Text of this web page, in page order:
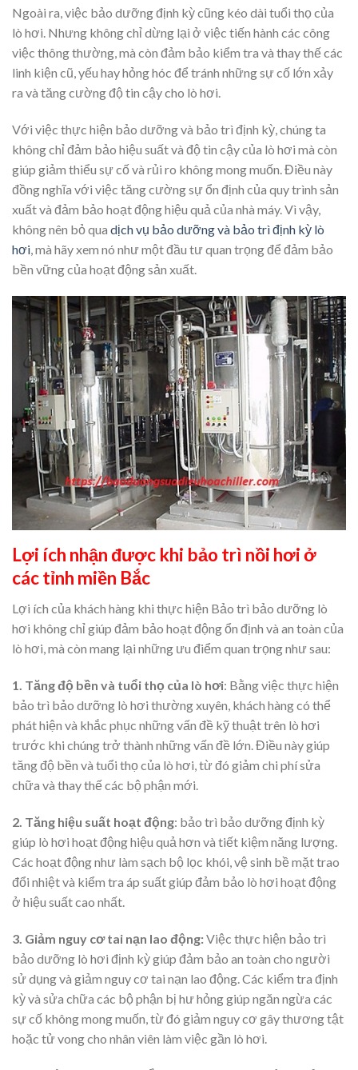
Ngoài ra, việc bảo dưỡng định kỳ cũng kéo dài tuổi thọ của
lò hơi. Nhưng không chỉ dừng lại ở việc tiến hành các công
việc thông thường, mà còn đảm bảo kiểm tra và thay thế các
linh kiện cũ, yếu hay hỏng hóc để tránh những sự cố lớn xảy
ra và tăng cường độ tin cậy cho lò hơi.
Với việc thực hiện bảo dưỡng và bảo trì định kỳ, chúng ta
không chỉ đảm bảo hiệu suất và độ tin cậy của lò hơi mà còn
giúp giảm thiểu sự cố và rủi ro không mong muốn. Điều này
đồng nghĩa với việc tăng cường sự ổn định của quy trình sản
xuất và đảm bảo hoạt động hiệu quả của nhà máy. Vì vậy,
không nên bỏ qua dịch vụ bảo dưỡng và bảo trì định kỳ lò
hơi, mà hãy xem nó như một đầu tư quan trọng để đảm bảo
bền vững của hoạt động sản xuất.
Lợi ích nhận được khi bảo trì nồi hơi ở
các tỉnh miền Bắc
Lợi ích của khách hàng khi thực hiện Bảo trì bảo dưỡng lò
hơi không chỉ giúp đảm bảo hoạt động ổn định và an toàn của
lò hơi, mà còn mang lại những ưu điểm quan trọng như sau:
1. Tăng độ bền và tuổi thọ của lò hơi: Bằng việc thực hiện
bảo trì bảo dưỡng lò hơi thường xuyên, khách hàng có thể
phát hiện và khắc phục những vấn đề kỹ thuật trên lò hơi
trước khi chúng trở thành những vấn đề lớn. Điều này giúp
tăng độ bền và tuổi thọ của lò hơi, từ đó giảm chi phí sửa
chữa và thay thế các bộ phận mới.
2. Tăng hiệu suất hoạt động: bảo trì bảo dưỡng định kỳ
giúp lò hơi hoạt động hiệu quả hơn và tiết kiệm năng lượng.
Các hoạt động như làm sạch bộ lọc khói, vệ sinh bề mặt trao
đổi nhiệt và kiểm tra áp suất giúp đảm bảo lò hơi hoạt động
ở hiệu suất cao nhất.
3. Giảm nguy cơ tai nạn lao động:Việc thực hiện bảo trì
bảo dưỡng lò hơi định kỳ giúp đảm bảo an toàn cho người
sử dụng và giảm nguy cơ tai nạn lao động. Các kiểm tra định
kỳ và sửa chữa các bộ phận bị hư hỏng giúp ngăn ngừa các
sự cố không mong muốn, từ đó giảm nguy cơ gây thương tật
hoặc tử vong cho nhân viên làm việc gần lò hơi.